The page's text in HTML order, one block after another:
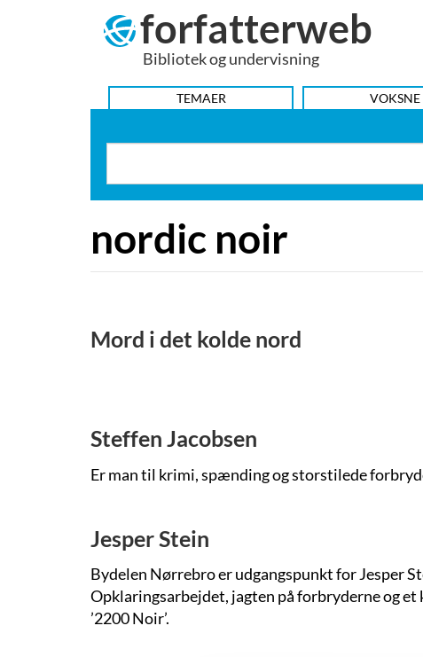
forfatterweb
Bibliotek og undervisning
HOVEDMENU
TEMAER VOKSNE
nordic noir
Mord i det kolde nord
Steffen Jacobsen
Er man til krimi, spænding og storstilede
Jesper Stein
Bydelen Nørrebro er udgangspunkt for Jesper
Opklaringsarbejdet, jagten på forbryderne og
’2200 Noir’.